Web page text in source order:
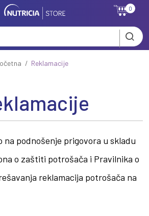
0
Reklamacije
na podnošenje prigovora u skladu
o zaštiti potrošača i Pravilnika o
reklamacija potrošača na